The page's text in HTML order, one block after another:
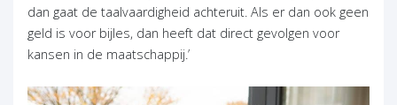
dan gaat de taalvaardigheid achteruit. Als er dan ook geen
geld is voor bijles, dan heeft dat direct gevolgen voor
kansen in de maatschappij.’